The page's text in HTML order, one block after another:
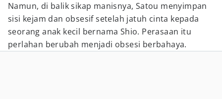
Namun, di balik sikap manisnya, Satou menyimpan
sisi kejam dan obsesif setelah jatuh cinta kepada
seorang anak kecil bernama Shio. Perasaan itu
perlahan berubah menjadi obsesi berbahaya.